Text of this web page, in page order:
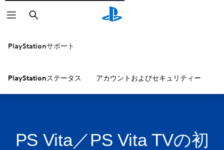
検
索
PlayStationサポート
PlayStationステータス アカウントおよびセキュリティー
PS Vita／PS Vita TVの初